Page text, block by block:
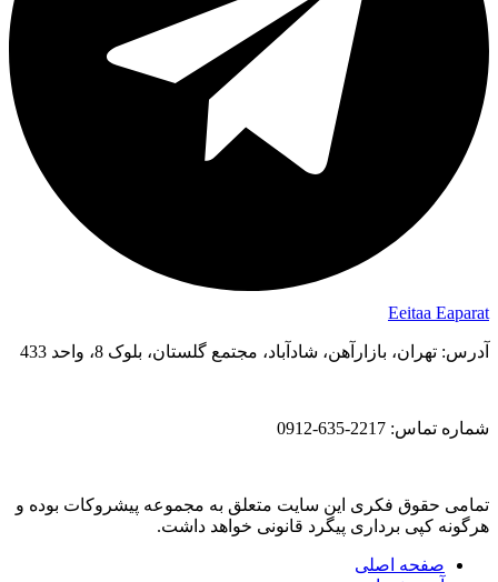
Eeitaa Eaparat
آدرس: تهران، بازارآهن، شادآباد، مجتمع گلستان، بلوک 8، واحد 433
شماره تماس: 2217-635-0912
تمامی حقوق فکری این سایت متعلق به مجموعه پیشروکات بوده و
هرگونه کپی برداری پیگرد قانونی خواهد داشت.
صفحه اصلی